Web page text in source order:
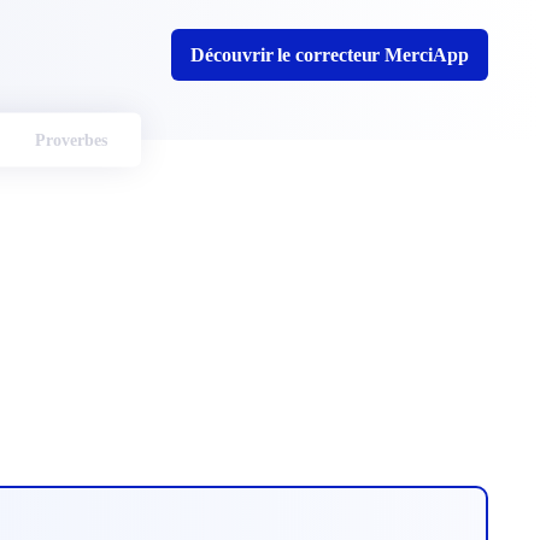
Découvrir le correcteur MerciApp
Proverbes